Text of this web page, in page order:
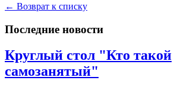
← Возврат к списку
Последние новости
Круглый стол "Кто такой
самозанятый"